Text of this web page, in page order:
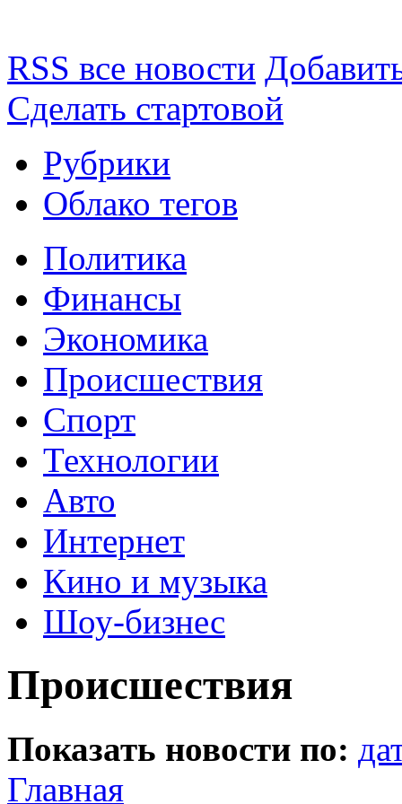
RSS все новости
Сделать стартовой
Рубрики
Облако тегов
Политика
Финансы
Экономика
Происшествия
Спорт
Технологии
Авто
Интернет
Кино и музыка
Шоу-бизнес
Происшествия
Показать новости по:
Главная